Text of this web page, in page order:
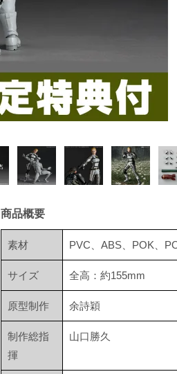
商品概要
素材 PVC、ABS、POK、
サイズ 全高：約155mm
原型制作 余詩穎
制作総指
揮
山口勝久